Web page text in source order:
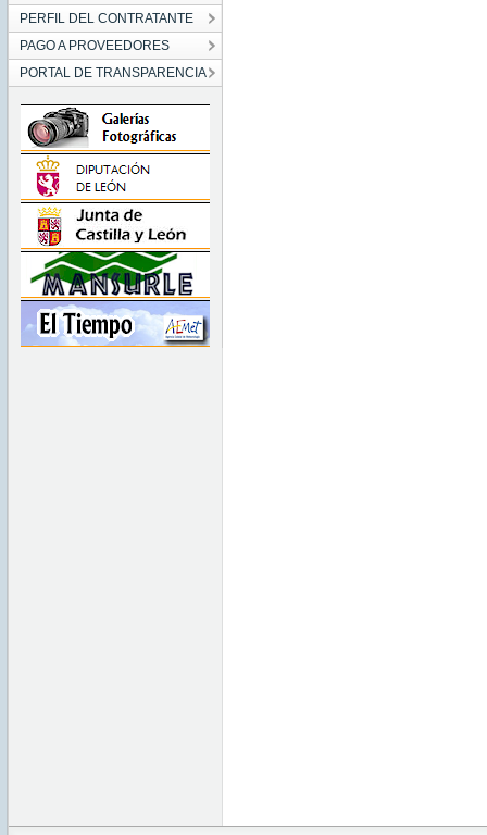
PERFIL DEL CONTRATANTE
PAGO A PROVEEDORES
PORTAL DE TRANSPARENCIA